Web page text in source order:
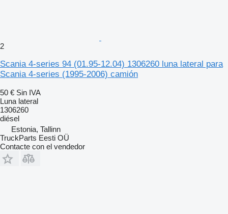
2
Scania 4-series 94 (01.95-12.04) 1306260 luna lateral para
Scania 4-series (1995-2006) camión
50 € Sin IVA
Luna lateral
1306260
diésel
Estonia, Tallinn
TruckParts Eesti OÜ
Contacte con el vendedor